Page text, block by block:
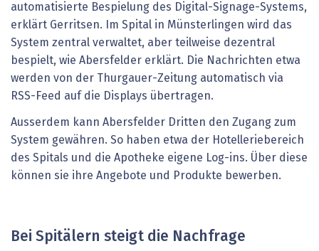
automatisierte Bespielung des Digital-Si­gnage-Systems,
erklärt Gerritsen. Im Spital in Münsterlingen wird das
System zentral ­verwaltet, aber teilweise dezentral
bespielt, wie Abersfelder erklärt. Die Nachrichten etwa
werden von der Thurgauer-­Zeitung auto­matisch via
RSS-Feed auf die Displays über­tragen.
Ausserdem kann Abersfelder Dritten den Zugang zum
System gewähren. So haben etwa der Hotelleriebereich
des Spitals und die Apotheke eigene Log-ins. Über diese
können sie ihre Angebote und Produkte bewerben.
Bei Spitälern steigt die Nachfrage